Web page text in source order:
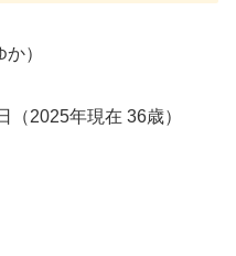
）
（2025年現在 36歳）